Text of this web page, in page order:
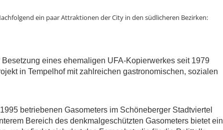
ein paar Attraktionen der City in den südlicheren Bezirken:
eines ehemaligen UFA-Kopierwerkes seit 1979
in Tempelhof mit zahlreichen gastronomischen, sozialen
betriebenen Gasometers im Schöneberger Stadtviertel
Bereich des denkmalgeschützten Gasometers bietet ein